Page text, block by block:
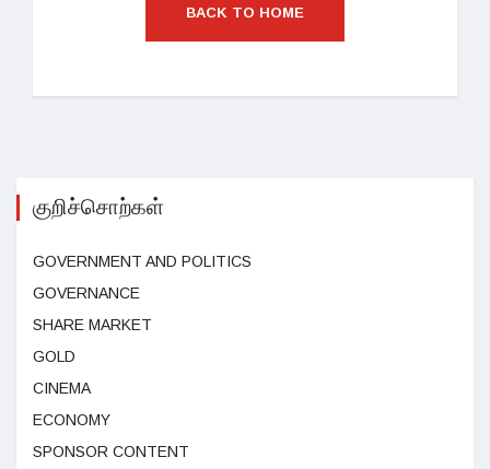
BACK TO HOME
குறிச்சொற்கள்
GOVERNMENT AND POLITICS
GOVERNANCE
SHARE MARKET
GOLD
CINEMA
ECONOMY
SPONSOR CONTENT